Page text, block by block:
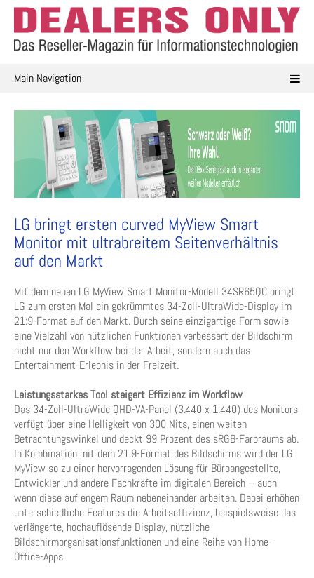
Skip
content
Main Navigation
LG bringt ersten curved MyView Smart
Monitor mit ultrabreitem Seitenverhältnis
auf den Markt
Mit dem neuen LG MyView Smart Monitor-Modell 34SR65QC bringt
LG zum ersten Mal ein gekrümmtes 34-Zoll-UltraWide-Display im
21:9-Format auf den Markt. Durch seine einzigartige Form sowie
eine Vielzahl von nützlichen Funktionen verbessert der Bildschirm
nicht nur den Workflow bei der Arbeit, sondern auch das
Entertainment-Erlebnis in der Freizeit.
Leistungsstarkes Tool steigert Effizienz im Workflow
Das 34-Zoll-UltraWide QHD-VA-Panel (3.440 x 1.440) des Monitors
verfügt über eine Helligkeit von 300 Nits, einen weiten
Betrachtungswinkel und deckt 99 Prozent des sRGB-Farbraums ab.
In Kombination mit dem 21:9-Format des Bildschirms wird der LG
MyView so zu einer hervorragenden Lösung für Büroangestellte,
Entwickler und andere Fachkräfte im digitalen Bereich – auch
wenn diese auf engem Raum nebeneinander arbeiten. Dabei erhöhen
unterschiedliche Features die Arbeitseffizienz, beispielsweise das
verlängerte, hochauflösende Display, nützliche
Bildschirmorganisationsfunktionen und eine Reihe von Home-
Office-Apps.